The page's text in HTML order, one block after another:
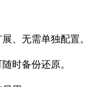
、无需单独配置。
时备份还原。